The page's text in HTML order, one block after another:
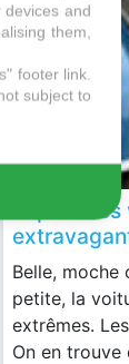
Top 15
Belle, moche
petite, la
extrêmes.
On en trouve
and
them,
footer link.
subject to